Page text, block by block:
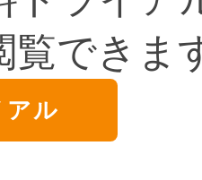
覧できま
アル